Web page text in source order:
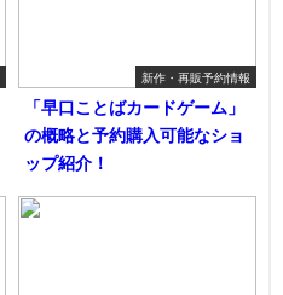
新作・再販予約情報
「早口ことばカードゲーム」
の概略と予約購入可能なショ
ップ紹介！